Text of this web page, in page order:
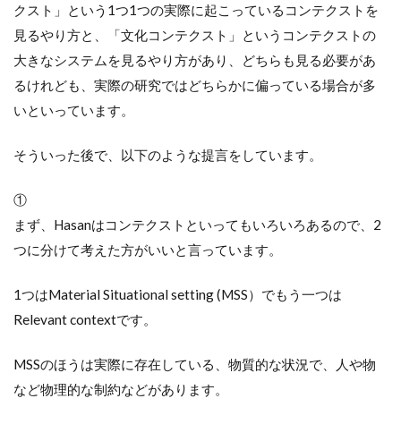
クスト」という1つ1つの実際に起こっているコンテクストを
見るやり方と、「文化コンテクスト」というコンテクストの
大きなシステムを見るやり方があり、どちらも見る必要があ
るけれども、実際の研究ではどちらかに偏っている場合が多
いといっています。
そういった後で、以下のような提言をしています。
①
まず、Hasanはコンテクストといってもいろいろあるので、2
つに分けて考えた方がいいと言っています。
1つはMaterial Situational setting (MSS）でもう一つは
Relevant contextです。
MSSのほうは実際に存在している、物質的な状況で、人や物
など物理的な制約などがあります。